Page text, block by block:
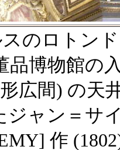
のロトンド
品博物館の
広間) の天
ジャン＝サ
作